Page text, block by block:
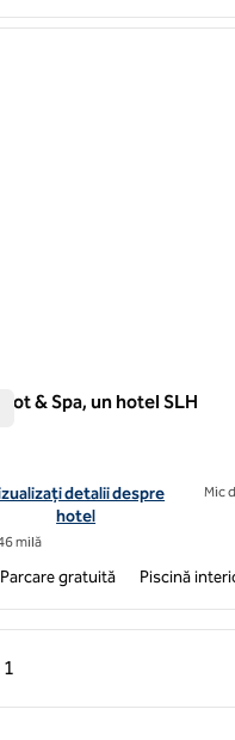
& Spa, un hotel SLH
detaliile hotelului
detalii despre
hotel
milă
Mic
Parcare gratuită Piscină
1 din 1
1 din 1
1